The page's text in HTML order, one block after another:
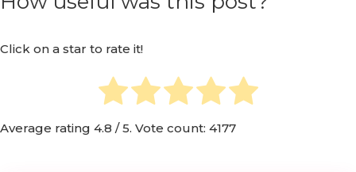
Click on a star to rate it!
Average rating 4.8 / 5. Vote count: 4177